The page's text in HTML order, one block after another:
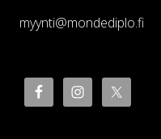
myynti@mondediplo.fi